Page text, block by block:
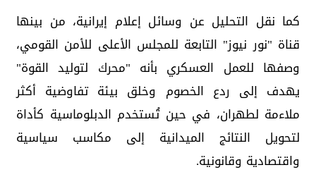
كما نقل التحليل عن وسائل إعلام إيرانية، من بينها
قناة "نور نيوز" التابعة للمجلس الأعلى للأمن القومي،
وصفها للعمل العسكري بأنه "محرك لتوليد القوة"
يهدف إلى ردع الخصوم وخلق بيئة تفاوضية أكثر
ملاءمة لطهران، في حين تُستخدم الدبلوماسية كأداة
لتحويل النتائج الميدانية إلى مكاسب سياسية
واقتصادية وقانونية.